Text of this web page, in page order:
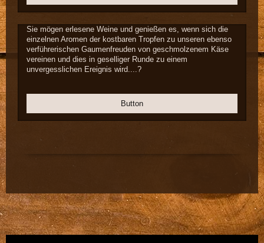
Sie mögen erlesene Weine und genießen es, wenn sich die
einzelnen Aromen der kostbaren Tropfen zu unseren ebenso
verführerischen Gaumenfreuden von geschmolzenem Käse
vereinen und dies in geselliger Runde zu einem
unvergesslichen Ereignis wird....?
Button